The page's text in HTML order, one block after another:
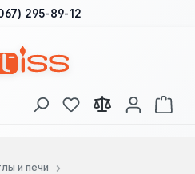
295-89-12
У вас есть товары
В
и печи